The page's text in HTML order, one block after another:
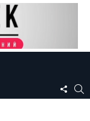
US